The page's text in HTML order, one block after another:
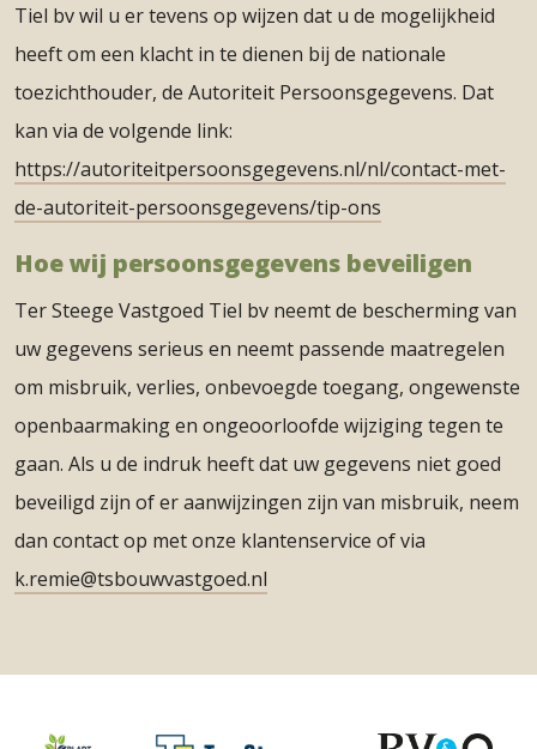
Tiel bv wil u er tevens op wijzen dat u de mogelijkheid
heeft om een klacht in te dienen bij de nationale
toezichthouder, de Autoriteit Persoonsgegevens. Dat
kan via de volgende link:
https://autoriteitpersoonsgegevens.nl/nl/contact-met-
de-autoriteit-persoonsgegevens/tip-ons
Hoe wij persoonsgegevens beveiligen
Ter Steege Vastgoed Tiel bv neemt de bescherming van
uw gegevens serieus en neemt passende maatregelen
om misbruik, verlies, onbevoegde toegang, ongewenste
openbaarmaking en ongeoorloofde wijziging tegen te
gaan. Als u de indruk heeft dat uw gegevens niet goed
beveiligd zijn of er aanwijzingen zijn van misbruik, neem
dan contact op met onze klantenservice of via
k.remie@tsbouwvastgoed.nl